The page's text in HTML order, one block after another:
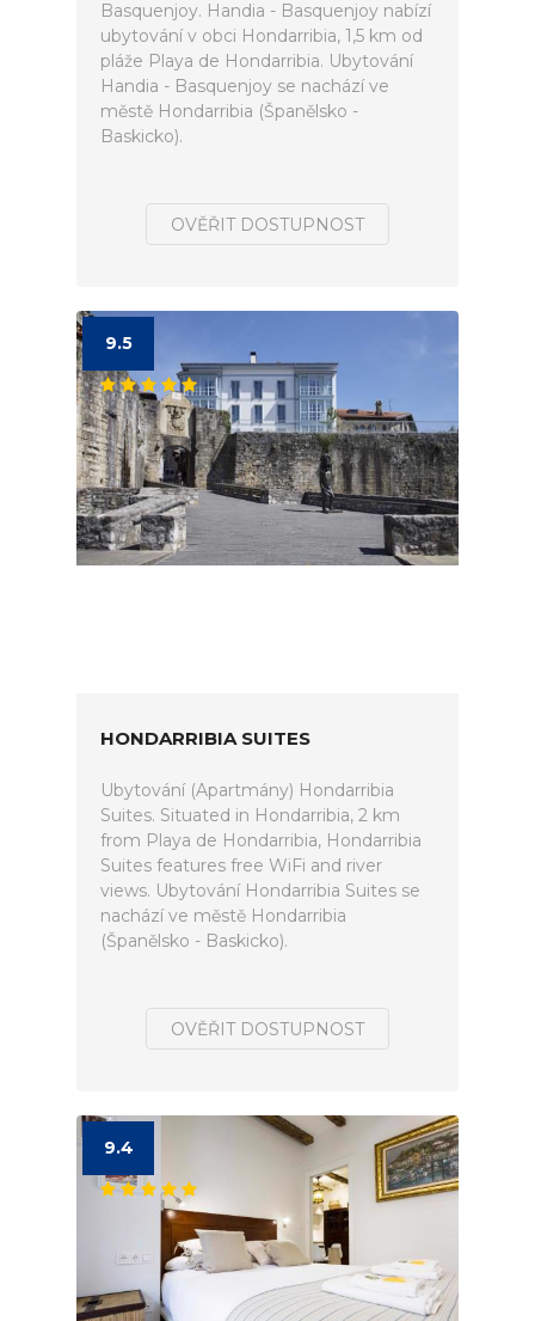
Basquenjoy. Handia - Basquenjoy nabízí
ubytování v obci Hondarribia, 1,5 km od
pláže Playa de Hondarribia. Ubytování
Handia - Basquenjoy se nachází ve
městě Hondarribia (Španělsko -
Baskicko).
OVĚŘIT DOSTUPNOST
9.5
HONDARRIBIA SUITES
Ubytování (Apartmány) Hondarribia
Suites. Situated in Hondarribia, 2 km
from Playa de Hondarribia, Hondarribia
Suites features free WiFi and river
views. Ubytování Hondarribia Suites se
nachází ve městě Hondarribia
(Španělsko - Baskicko).
OVĚŘIT DOSTUPNOST
9.4